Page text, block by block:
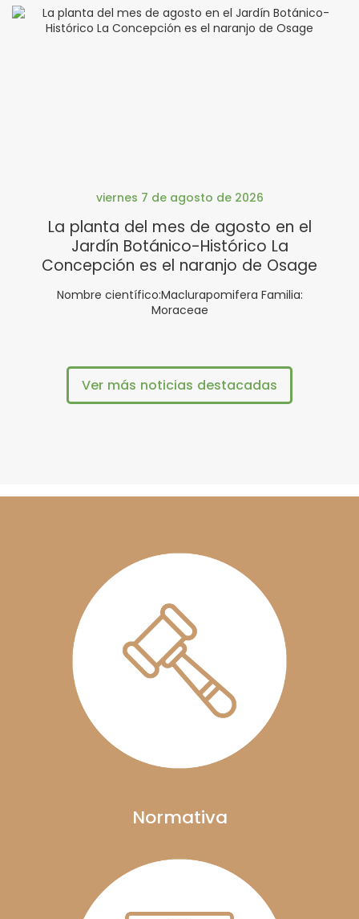
viernes 7 de agosto de 2026
La planta del mes de agosto en el
Jardín Botánico-Histórico La
Concepción es el naranjo de Osage
Nombre científico:Maclurapomifera Familia:
Moraceae
Ver más noticias destacadas
Normativa